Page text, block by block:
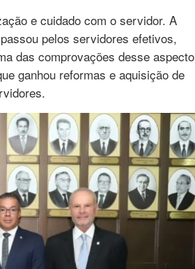
e cuidado com o servidor. A
pelos servidores efetivos,
das comprovações desse aspecto
ganhou reformas e aquisição de